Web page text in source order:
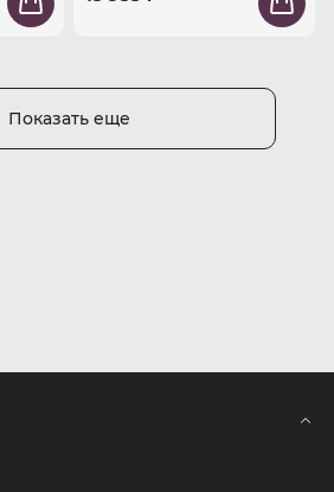
Показать еще